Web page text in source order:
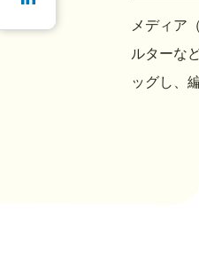
メディア
ルターな
ッグし、